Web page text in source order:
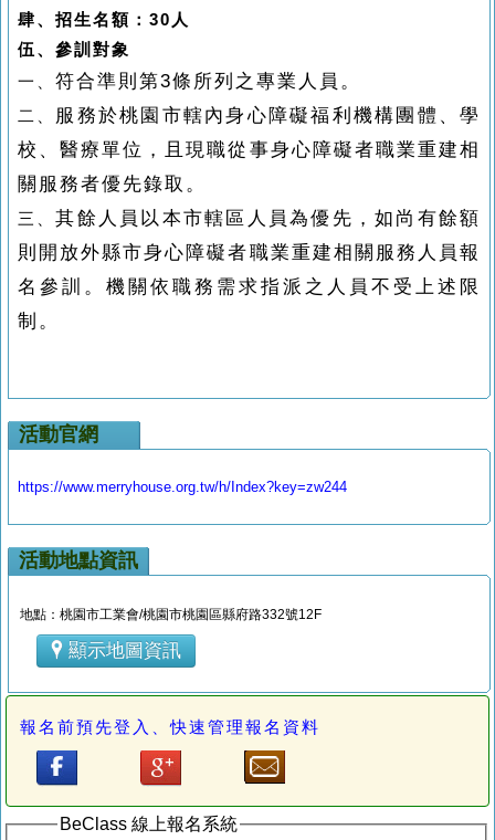
肆、 招生名額：30人
伍、 參訓對象
一、 符合準則第3條所列之專業人員。
二、 服務於桃園市轄內身心障礙福利機構團體、學
校、醫療單位，且現職從事身心障礙者職業重建相
關服務者優先錄取。
三、其餘人員以本市轄區人員為優先，如尚有餘額
則開放外縣市身心障礙者職業重建相關服務人員報
名參訓。機關依職務需求指派之人員不受上述限
制。
活動官網
https://www.merryhouse.org.tw/h/Index?key=zw244
活動地點資訊
地點：桃園市工業會/桃園市桃園區縣府路332號12F
顯示地圖資訊
報名前預先登入、快速管理報名資料
BeClass 線上報名系統